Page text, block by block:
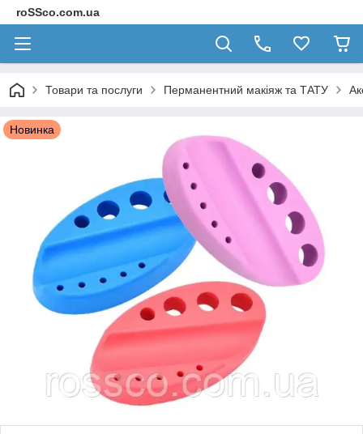
roSSco.com.ua
Товари та послуги Перманентний макіяж та ТАТУ
Новинка